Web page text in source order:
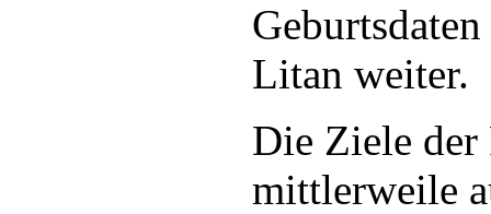
Litan weiter.
Die Ziele der
mittlerweile